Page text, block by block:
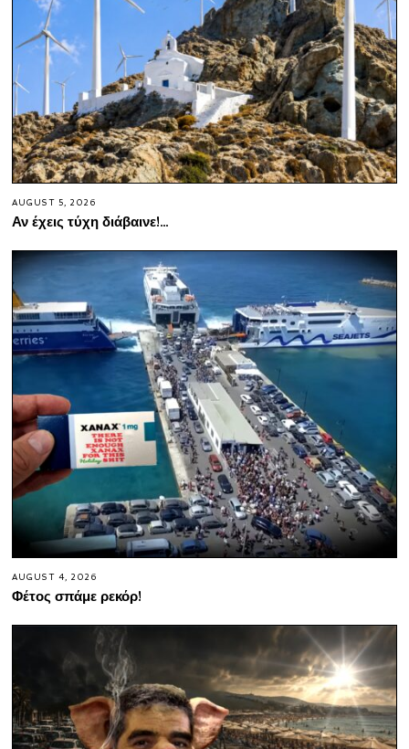
AUGUST 5, 2026
Αν έχεις τύχη διάβαινε!…
AUGUST 4, 2026
Φέτος σπάμε ρεκόρ!